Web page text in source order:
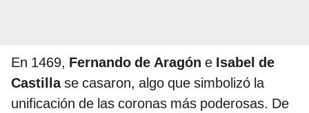
En 1469, Fernando de Aragón e Isabel de
Castillase casaron, algo que simbolizó la
unificación de las coronas más poderosas. De